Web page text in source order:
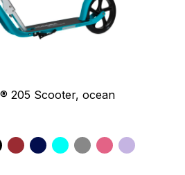
205 Scooter, ocean